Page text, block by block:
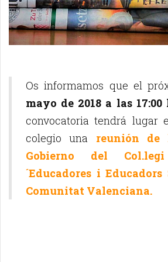
Os informamos que el
mayo de 2018 a las 17:00
convocatoria tendrá lugar
colegio una reunión de
Gobierno del
´Educadores i
Comunitat Valenciana.